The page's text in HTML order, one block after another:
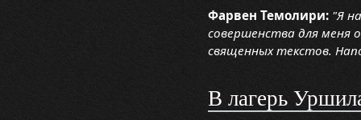
Фарвен Темолири: "Я
совершенства для
священных текстов.
В лагерь